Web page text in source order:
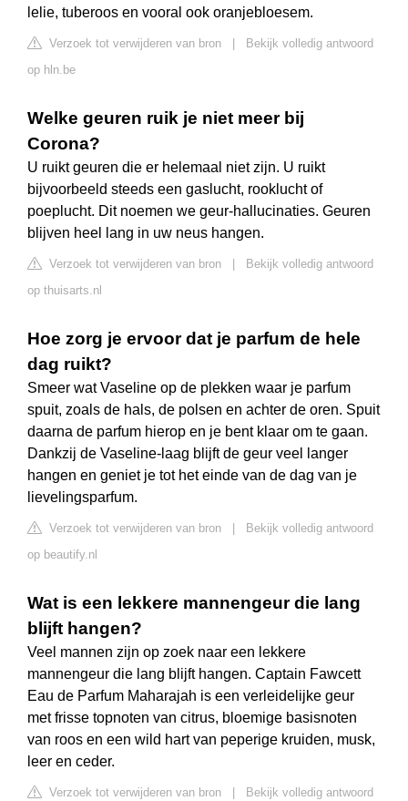
lelie, tuberoos en vooral ook oranjebloesem.
Verzoek tot verwijderen van bron
Bekijk volledig antwoord
op hln.be
Welke geuren ruik je niet meer bij
Corona?
U ruikt geuren die er helemaal niet zijn. U ruikt
bijvoorbeeld steeds een gaslucht, rooklucht of
poeplucht. Dit noemen we geur-hallucinaties. Geuren
blijven heel lang in uw neus hangen.
Verzoek tot verwijderen van bron
Bekijk volledig antwoord
op thuisarts.nl
Hoe zorg je ervoor dat je parfum de hele
dag ruikt?
Smeer wat Vaseline op de plekken waar je parfum
spuit, zoals de hals, de polsen en achter de oren. Spuit
daarna de parfum hierop en je bent klaar om te gaan.
Dankzij de Vaseline-laag blijft de geur veel langer
hangen en geniet je tot het einde van de dag van je
lievelingsparfum.
Verzoek tot verwijderen van bron
Bekijk volledig antwoord
op beautify.nl
Wat is een lekkere mannengeur die lang
blijft hangen?
Veel mannen zijn op zoek naar een lekkere
mannengeur die lang blijft hangen. Captain Fawcett
Eau de Parfum Maharajah is een verleidelijke geur
met frisse topnoten van citrus, bloemige basisnoten
van roos en een wild hart van peperige kruiden, musk,
leer en ceder.
Verzoek tot verwijderen van bron
Bekijk volledig antwoord